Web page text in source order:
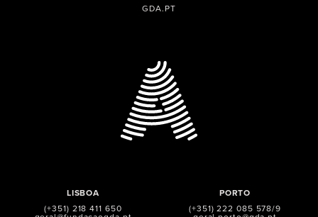
LISBOA
(+351) 218 411 650
PORTO
(+351) 222 085 578/9
GDA.PT